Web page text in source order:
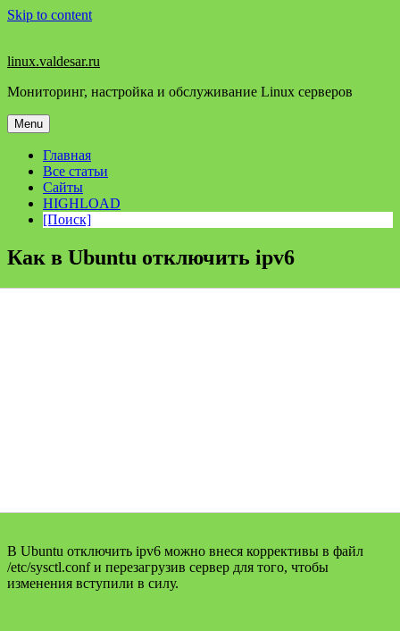
Skip to content
linux.valdesar.ru
Мониторинг, настройка и обслуживание Linux серверов
Menu
Главная
Все статьи
Сайты
HIGHLOAD
[Поиск]
Как в Ubuntu отключить ipv6
В Ubuntu отключить ipv6 можно внеся коррективы в файл
/etc/sysctl.conf и перезагрузив сервер для того, чтобы
изменения вступили в силу.